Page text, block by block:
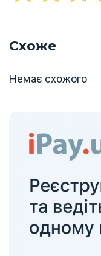
Схоже
Немає схожого